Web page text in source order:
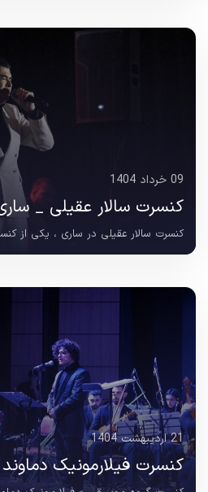
09 خرداد 1404
کنسرت سالار عقیلی _ ساری
21 ارديبهشت 1404
کنسرت فیلارمونیک دماوند _